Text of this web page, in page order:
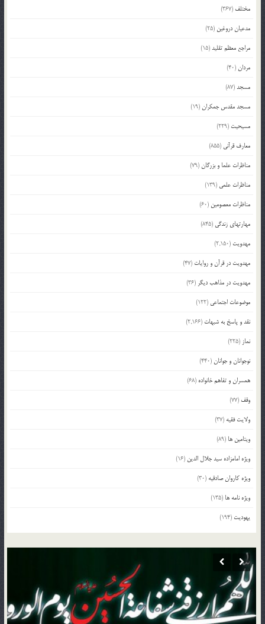
مختلف (367)
مدعیان دروغین (25)
مراجع معظم تقلید(15)
مردان(40)
مسجد(87)
مسجد مقدس جمکران(19)
مسیحیت (229)
معارف قرآنی (855)
مناظرات علما و بزرگان(79)
مناظرات علمی (139)
مناظرات معصومین (60)
مهارتهای زندگی (845)
مهدویت (2,150)
مهدویت در قرآن و روایات (47)
مهدویت در مذاهب دیگر (36)
موضوعات اجتماعی (122)
نقد و پاسخ به شبهات (2,166)
نماز (225)
نوجوانان و جوانان(440)
همسران و تفاهم خانواده (68)
وقف (77)
ولایت فقیه (37)
ویتامین ها (89)
ویژه امامزاده سید جلال الدین (16)
ویژه کاروان صادقیه (30)
ویژه نامه ها (135)
یهودیت (194)